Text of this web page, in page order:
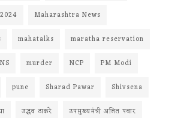
Maharashtra News
mahatalks
maratha reservation
murder NCP
PM Modi
pune Sharad Pawar
Shivsena
उद्धव ठाकरे
उपमुख्यमंत्री अजित पवार